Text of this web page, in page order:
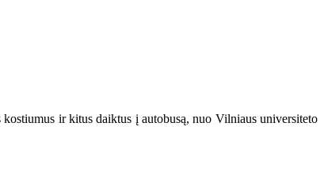
ir kitus daiktus į autobusą, nuo Vilniaus universiteto